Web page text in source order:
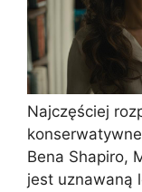
Najczęściej
Bena Shapiro,
jest uznawaną